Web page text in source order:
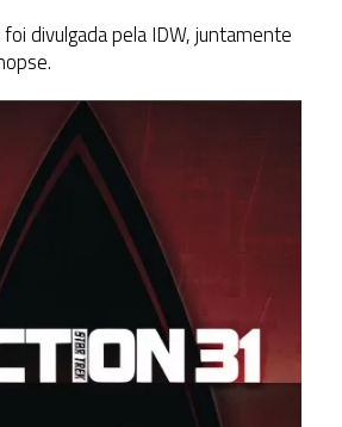
divulgada pela IDW, juntamente